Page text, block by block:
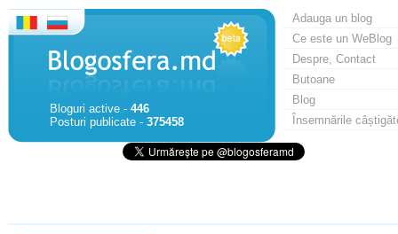
Bloguri active - 446
Posturi publicate - 375458
Adauga un blog
Ce este un WeBlog
Despre, Contact
Butoane
Blog
Însemnările